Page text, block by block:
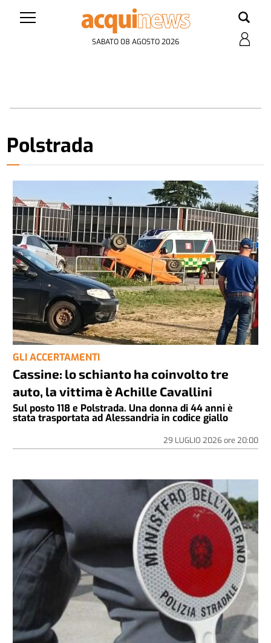
SABATO 08 AGOSTO 2026
Polstrada
GLI ACCERTAMENTI
Cassine: lo schianto ha coinvolto tre
auto, la vittima è Achille Cavallini
Sul posto 118 e Polstrada. Una donna di 44 anni è
stata trasportata ad Alessandria in codice giallo
29 LUGLIO 2026ore 20:00